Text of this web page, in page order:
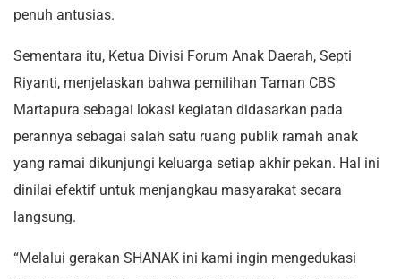
penuh antusias.
Sementara itu, Ketua Divisi Forum Anak Daerah, Septi
Riyanti, menjelaskan bahwa pemilihan Taman CBS
Martapura sebagai lokasi kegiatan didasarkan pada
perannya sebagai salah satu ruang publik ramah anak
yang ramai dikunjungi keluarga setiap akhir pekan. Hal ini
dinilai efektif untuk menjangkau masyarakat secara
langsung.
“Melalui gerakan SHANAK ini kami ingin mengedukasi